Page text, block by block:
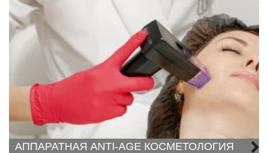
АППАРАТНАЯ ANTI-AGE КОСМЕТОЛОГИЯ